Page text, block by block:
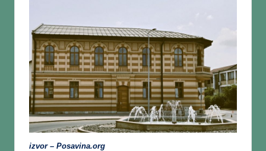
izvor – Posavina.org